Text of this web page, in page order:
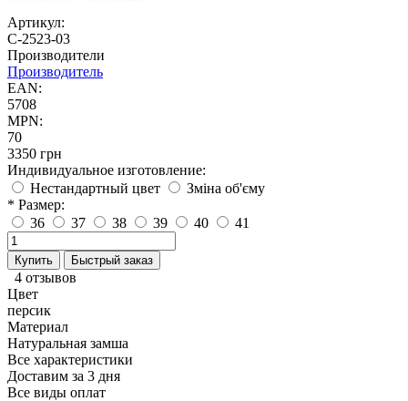
Артикул:
С-2523-03
Производители
Производитель
EAN:
5708
MPN:
70
3350 грн
Индивидуальное изготовление:
Нестандартный цвет
Зміна об'єму
* Размер:
36
37 38 39 40 41
Купить Быстрый заказ
4 отзывов
Цвет
персик
Материал
Натуральная замша
Все характеристики
Доставим за 3 дня
Все виды оплат